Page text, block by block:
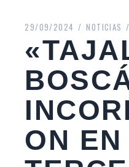
29/09/2024 NOTICIAS
ON